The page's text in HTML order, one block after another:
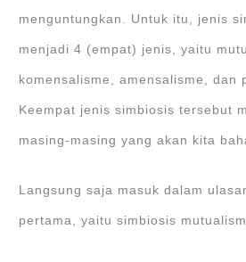
menguntungkan. Untuk itu, jenis
menjadi 4 (empat) jenis, yaitu
komensalisme, amensalisme, dan
Keempat jenis simbiosis tersebut
masing-masing yang akan kita
Langsung saja masuk dalam
pertama, yaitu simbiosis